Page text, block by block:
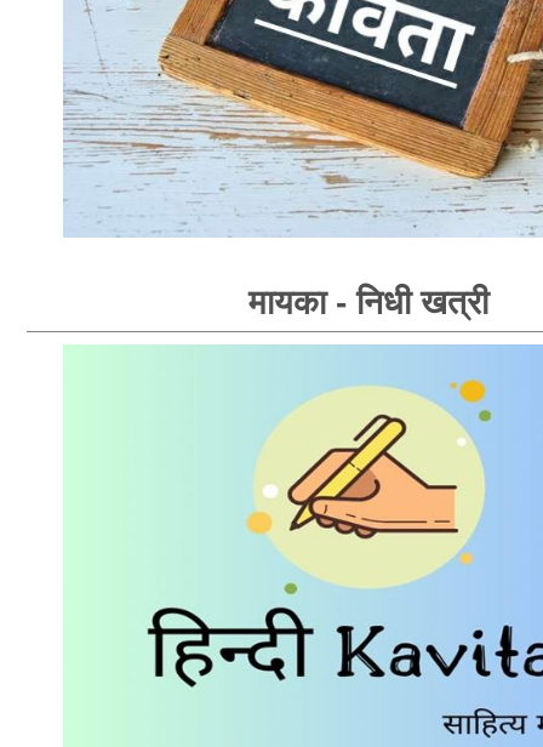
मायका - निधी खत्री